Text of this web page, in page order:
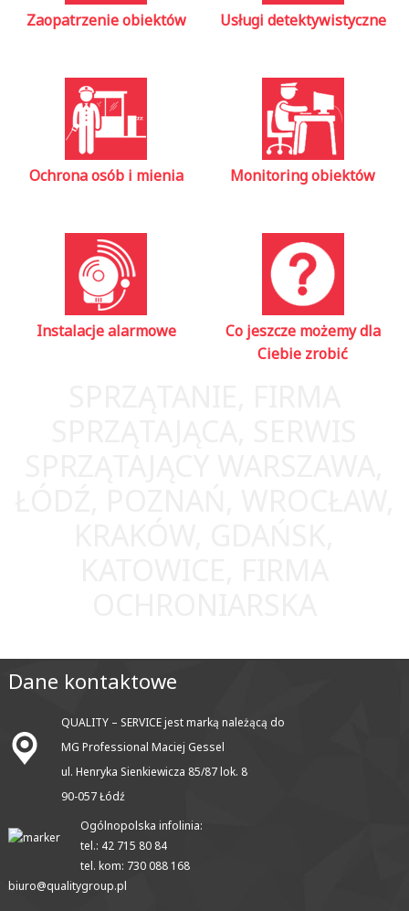
Zaopatrzenie obiektów Usługi detektywistyczne
Ochrona osób i mienia Monitoring obiektów
Instalacje alarmowe
Co jeszcze możemy dla
Ciebie zrobić
Dane kontaktowe
QUALITY – SERVICE jest marką należącą do
MG Professional Maciej Gessel
ul. Henryka Sienkiewicza 85/87 lok. 8
90-057 Łódź
Ogólnopolska infolinia:
tel.: 42 715 80 84
tel. kom: 730 088 168
biuro@qualitygroup.pl